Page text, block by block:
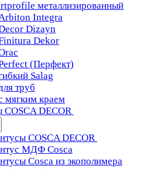
металлизированный
Integra
Dizayn
Dekor
(Перфект)
Salag
труб
мягким краем
COSCA DECOR
COSCA DECOR
МДФ Cosca
Cosca из экополимера